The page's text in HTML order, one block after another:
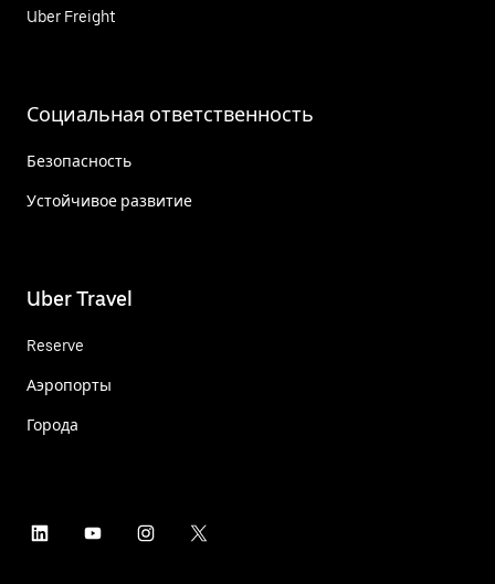
Uber Freight
Социальная ответственность
Безопасность
Устойчивое развитие
Uber Travel
Reserve
Аэропорты
Города